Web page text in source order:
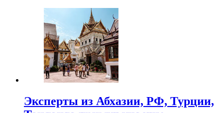
Эксперты из Абхазии, РФ, Турции,